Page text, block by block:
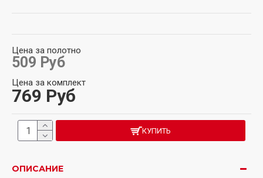
Цена за полотно
509 Руб
Цена за комплект
769 Руб
КУПИТЬ
ОПИСАНИЕ